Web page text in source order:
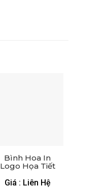
Bình Hoa In
Logo Họa Tiết
Vàng
Giá : Liên Hệ